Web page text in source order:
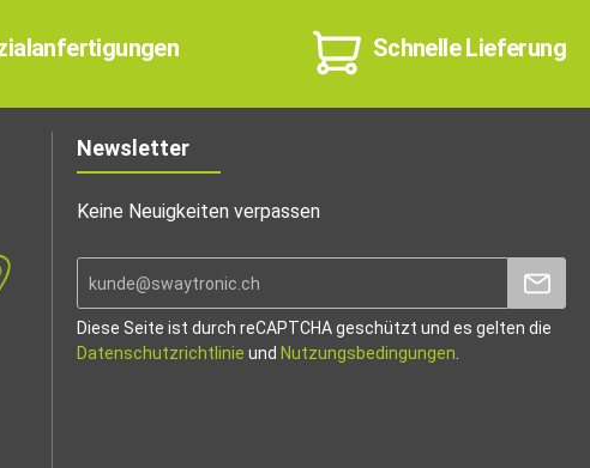
Schnelle Lieferung
Newsletter
Keine Neuigkeiten verpassen
Diese Seite ist durch reCAPTCHA geschützt und es gelten die
Datenschutzrichtlinie und Nutzungsbedingungen